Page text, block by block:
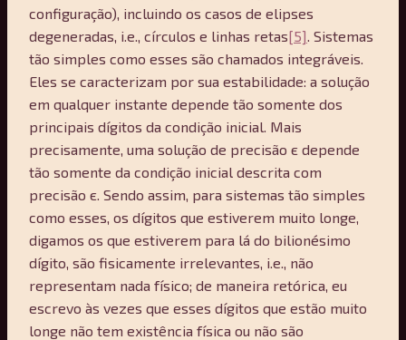
configuração), incluindo os casos de elipses
degeneradas, i.e., círculos e linhas retas[5] . Sistemas
tão simples como esses são chamados integráveis.
Eles se caracterizam por sua estabilidade: a solução
em qualquer instante depende tão somente dos
principais dígitos da condição inicial. Mais
precisamente, uma solução de precisão є depende
tão somente da condição inicial descrita com
precisão є. Sendo assim, para sistemas tão simples
como esses, os dígitos que estiverem muito longe,
digamos os que estiverem para lá do bilionésimo
dígito, são fisicamente irrelevantes, i.e., não
representam nada físico; de maneira retórica, eu
escrevo às vezes que esses dígitos que estão muito
longe não tem existência física ou não são